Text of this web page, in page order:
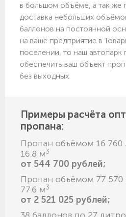
в большом объёме, а так же
доставка небольших
баллонов на постоянной
на ваше предприятие в
поселении, то наш автопарк
обеспечить ваш объект
без выходных.
Примеры расчёта
пропана:
Пропан объёмом 16 760
16.8 м3
от 544 700 рублей;
Пропан объёмом 77 570
77.6 м3
от 2 521 025 рублей;